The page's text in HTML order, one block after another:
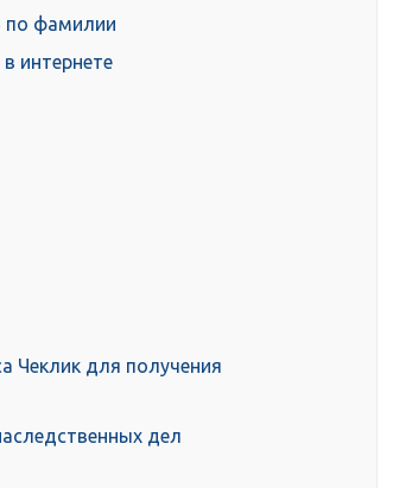
по фамилии
интернете
Чеклик для получения
дел